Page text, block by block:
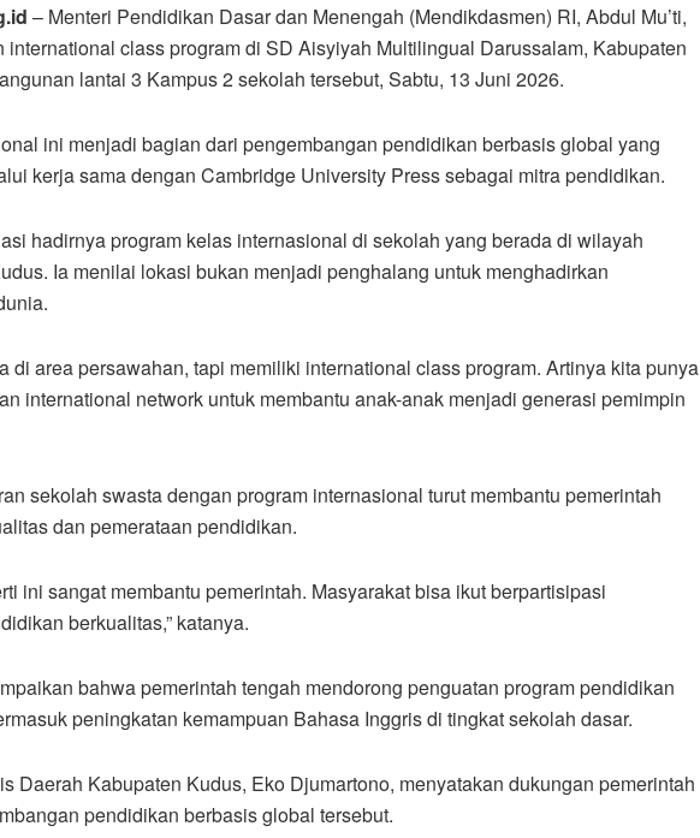
– Menteri Pendidikan Dasar dan Menengah (Mendikdasmen) RI, Abdul Mu’ti,
international class program di SD Aisyiyah Multilingual Darussalam, Kabupaten
lantai 3 Kampus 2 sekolah tersebut, Sabtu, 13 Juni 2026.
ini menjadi bagian dari pengembangan pendidikan berbasis global yang
kerja sama dengan Cambridge University Press sebagai mitra pendidikan.
hadirnya program kelas internasional di sekolah yang berada di wilayah
Ia menilai lokasi bukan menjadi penghalang untuk menghadirkan
di area persawahan, tapi memiliki international class program. Artinya kita punya
international network untuk membantu anak-anak menjadi generasi pemimpin
sekolah swasta dengan program internasional turut membantu pemerintah
dan pemerataan pendidikan.
ini sangat membantu pemerintah. Masyarakat bisa ikut berpartisipasi
berkualitas,” katanya.
bahwa pemerintah tengah mendorong penguatan program pendidikan
peningkatan kemampuan Bahasa Inggris di tingkat sekolah dasar.
Daerah Kabupaten Kudus, Eko Djumartono, menyatakan dukungan pemerintah
pendidikan berbasis global tersebut.